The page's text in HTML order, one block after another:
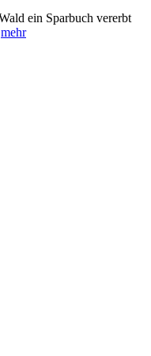
ein ‎Sparbuch vererbt
mehr